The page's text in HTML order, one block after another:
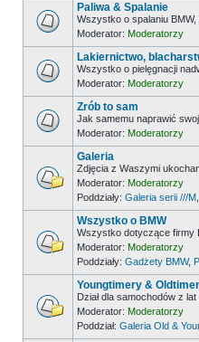
Paliwa & Spalanie
Wszystko o spalaniu
Moderator: Moderatorzy
Lakiernictwo,
Wszystko o pielęgnacji
Moderator: Moderatorzy
Zrób to sam
Jak samemu naprawić
Moderator: Moderatorzy
Galeria
Zdjęcia z Waszymi
Moderator: Moderatorzy
Poddziały: Galeria serii ///M
Wszystko o BMW
Wszystko dotyczące firmy
Moderator: Moderatorzy
Poddziały: Gadżety BMW,
Youngtimery &
Dział dla samochodów z
Moderator: Moderatorzy
Poddział: Galeria Old &